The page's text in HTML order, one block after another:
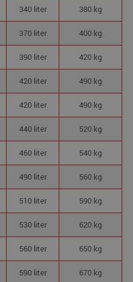
340 liter 380 kg
370 liter 400 kg
390 liter 420 kg
420 liter 490 kg
420 liter 490 kg
440 liter 520 kg
460 liter 540 kg
490 liter 560 kg
510 liter 590 kg
530 liter 620 kg
560 liter 650 kg
590 liter 670 kg